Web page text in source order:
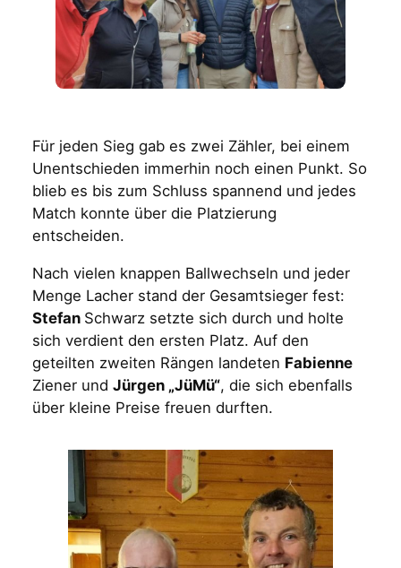
Für jeden Sieg gab es zwei Zähler, bei einem
Unentschieden immerhin noch einen Punkt. So
blieb es bis zum Schluss spannend und jedes
Match konnte über die Platzierung
entscheiden.
Nach vielen knappen Ballwechseln und jeder
Menge Lacher stand der Gesamtsieger fest:
Stefan Schwarz setzte sich durch und holte
sich verdient den ersten Platz. Auf den
geteilten zweiten Rängen landeten Fabienne
Ziener und Jürgen „JüMü“, die sich ebenfalls
über kleine Preise freuen durften.